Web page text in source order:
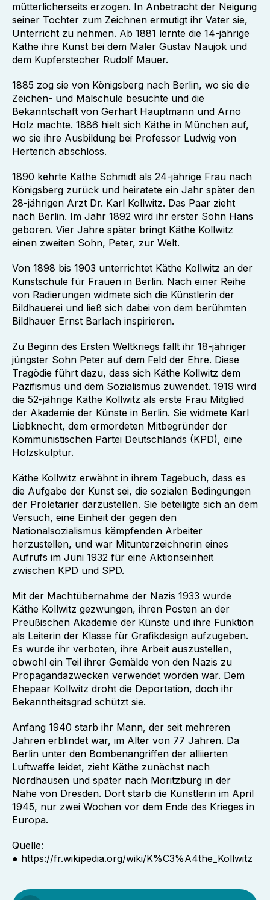
mütterlicherseits erzogen. In Anbetracht der Neigung
seiner Tochter zum Zeichnen ermutigt ihr Vater sie,
Unterricht zu nehmen. Ab 1881 lernte die 14-jährige
Käthe ihre Kunst bei dem Maler Gustav Naujok und
dem Kupferstecher Rudolf Mauer.
1885 zog sie von Königsberg nach Berlin, wo sie die
Zeichen- und Malschule besuchte und die
Bekanntschaft von Gerhart Hauptmann und Arno
Holz machte. 1886 hielt sich Käthe in München auf,
wo sie ihre Ausbildung bei Professor Ludwig von
Herterich abschloss.
1890 kehrte Käthe Schmidt als 24-jährige Frau nach
Königsberg zurück und heiratete ein Jahr später den
28-jährigen Arzt Dr. Karl Kollwitz. Das Paar zieht
nach Berlin. Im Jahr 1892 wird ihr erster Sohn Hans
geboren. Vier Jahre später bringt Käthe Kollwitz
einen zweiten Sohn, Peter, zur Welt.
Von 1898 bis 1903 unterrichtet Käthe Kollwitz an der
Kunstschule für Frauen in Berlin. Nach einer Reihe
von Radierungen widmete sich die Künstlerin der
Bildhauerei und ließ sich dabei von dem berühmten
Bildhauer Ernst Barlach inspirieren.
Zu Beginn des Ersten Weltkriegs fällt ihr 18-jähriger
jüngster Sohn Peter auf dem Feld der Ehre. Diese
Tragödie führt dazu, dass sich Käthe Kollwitz dem
Pazifismus und dem Sozialismus zuwendet. 1919 wird
die 52-jährige Käthe Kollwitz als erste Frau Mitglied
der Akademie der Künste in Berlin. Sie widmete Karl
Liebknecht, dem ermordeten Mitbegründer der
Kommunistischen Partei Deutschlands (KPD), eine
Holzskulptur.
Käthe Kollwitz erwähnt in ihrem Tagebuch, dass es
die Aufgabe der Kunst sei, die sozialen Bedingungen
der Proletarier darzustellen. Sie beteiligte sich an dem
Versuch, eine Einheit der gegen den
Nationalsozialismus kämpfenden Arbeiter
herzustellen, und war Mitunterzeichnerin eines
Aufrufs im Juni 1932 für eine Aktionseinheit
zwischen KPD und SPD.
Mit der Machtübernahme der Nazis 1933 wurde
Käthe Kollwitz gezwungen, ihren Posten an der
Preußischen Akademie der Künste und ihre Funktion
als Leiterin der Klasse für Grafikdesign aufzugeben.
Es wurde ihr verboten, ihre Arbeit auszustellen,
obwohl ein Teil ihrer Gemälde von den Nazis zu
Propagandazwecken verwendet worden war. Dem
Ehepaar Kollwitz droht die Deportation, doch ihr
Bekanntheitsgrad schützt sie.
Anfang 1940 starb ihr Mann, der seit mehreren
Jahren erblindet war, im Alter von 77 Jahren. Da
Berlin unter den Bombenangriffen der alliierten
Luftwaffe leidet, zieht Käthe zunächst nach
Nordhausen und später nach Moritzburg in der
Nähe von Dresden. Dort starb die Künstlerin im April
1945, nur zwei Wochen vor dem Ende des Krieges in
Europa.
Quelle:
● https://fr.wikipedia.org/wiki/K%C3%A4the_Kollwitz